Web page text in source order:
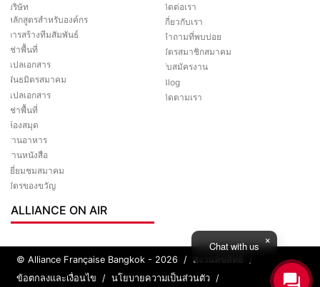
บริษัท
หลักสูตรสำหรับองค์กร
การสร้างทีมสัมพันธ์
เช่าพื้นที่
แปลเอกสาร
พันธมิตรสมาคม
แปลเอกสาร
เช่าพื้นที่
ห้องสมุด
ร้านอาหาร
ร้านหนังสือ
เยี่ยมชมสมาคม
บัตรของขวัญ
ติดต่อเรา
เกี่ยวกับเรา
คำถามที่พบบ่อย
บัตรสมาชิกสมาคม
รับสมัครงาน
Blog
ติดตามเรา
ALLIANCE ON AIR
© Alliance Française Bangkok - 2026 / สงวนลิขสิทธิ์
/
ข้อตกลงและเงื่อนไข
/ นโยบายความเป็นส่วนตัว /
Chat with us